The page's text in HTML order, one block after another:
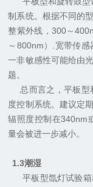
制系统。根据不同的
整紫外线， 300～
～ 800nm）
宽带传感
一非敏感性可能给由
题。
总而言之，平板
度控制系统。建议定
辐照度控制在340nm
量会被进一步减小。
1.3潮湿
平板型氙灯试验